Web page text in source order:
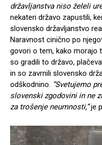
državljanstva niso želeli
nekateri državo zapustili,
slovensko državljanstvo
Naravnost cinično po
govori o tem, kako morajo
so gradili to državo,
in so zavrnili slovensko
odškodnino. “Svetujemo
slovenski zgodovini in ne
za trošenje neumnosti,”je